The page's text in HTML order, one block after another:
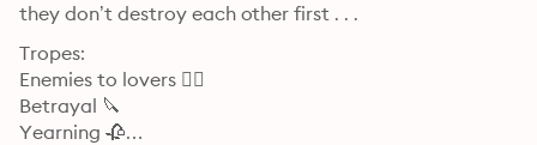
they don’t destroy each other first . . .
Tropes:
Enemies to lovers ❤️‍🔥
Betrayal 🔪
Yearning 🥀